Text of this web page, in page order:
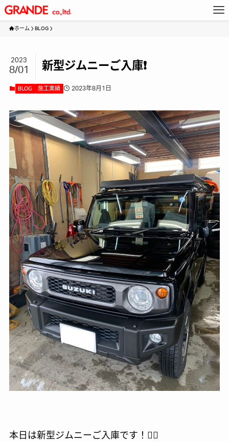
ホーム BLOG
新型ジムニーご入庫❗️
2023
8/01
BLOG 施工実績 2023年8月1日
本日は新型ジムニーご入庫です！🙇‍♂️